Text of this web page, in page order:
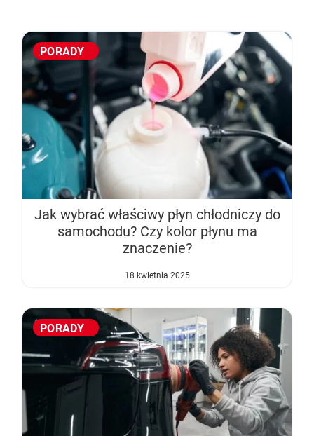
Pałeczki gąbkowe – do czego służą i jak ich
używać?
Nagrzane wnętrze samochodu – 5 porad jak
sobie poradzić?
Norma emisji spalin – jakie są obecne
normy Unii europejskiej?
Aerodynamika samochodu w projektowaniu
pojazdów sportowych
Na czym polega napełnianie klimatyzacji
samochodowej?
Klejenie szyb samochodowych – na czym
polega?
Felgi i opony – jak utrzymać ich dobrą
kondycję?
Jak dbać o wnętrze samochodu zimą
Jak wybrać właściwy płyn chłodniczy do
samochodu? Czy kolor płynu ma
znaczenie?
18 kwietnia 2025
PORADY
PORADY